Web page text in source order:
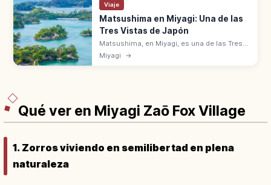
Viaje
Matsushima en Miyagi: Una de las
Tres Vistas de Japón
Matsushima, en Miyagi, es una de las Tres
Vistas de Japón con numerosos islotes
cubiertos de pinos en la bahía. Templos
Miyagi →
Qué ver en Miyagi Zaō Fox Village
1. Zorros viviendo en semilibertad en plena
naturaleza